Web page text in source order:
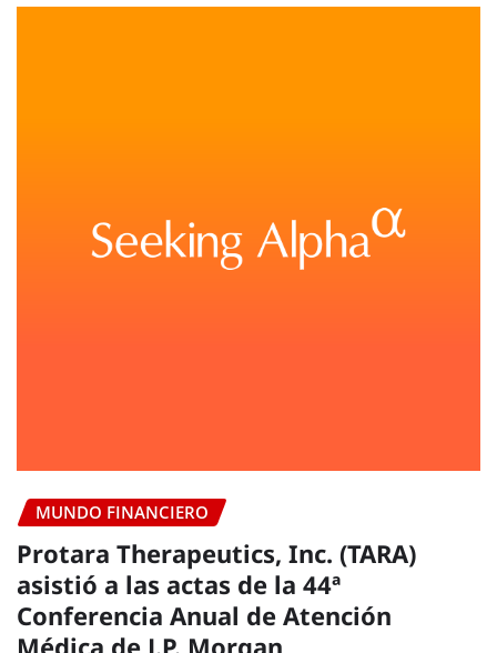
MUNDO FINANCIERO
Protara Therapeutics, Inc. (TARA)
asistió a las actas de la 44ª
Conferencia Anual de Atención
Médica de J.P. Morgan